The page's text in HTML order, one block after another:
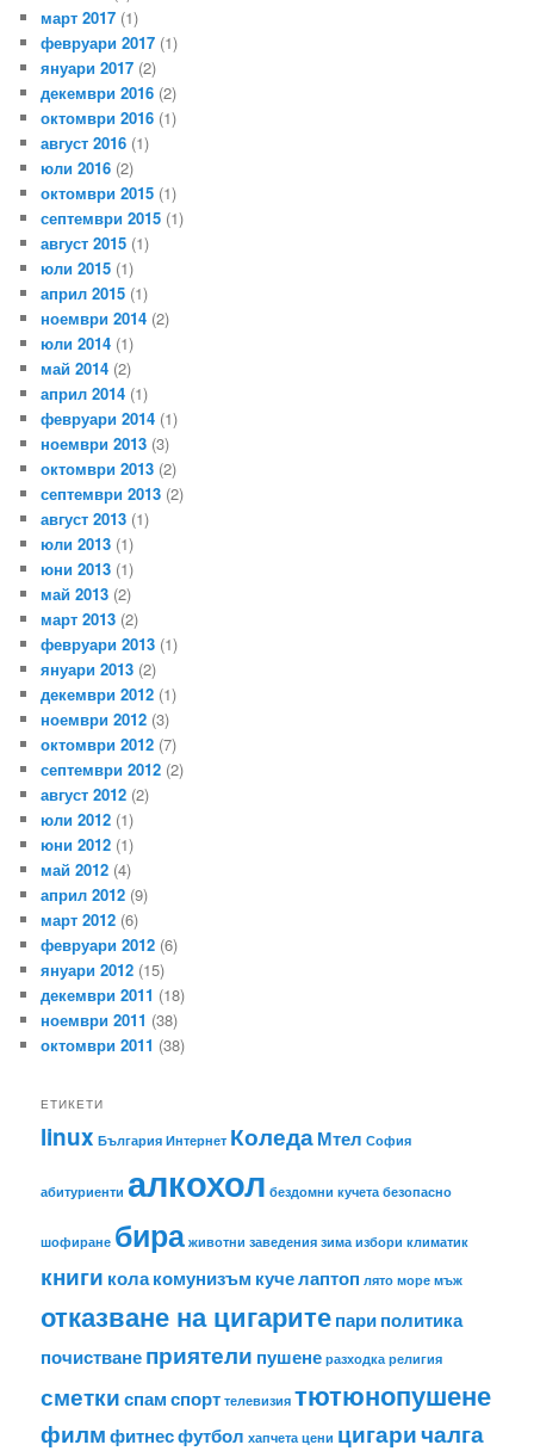
март 2017 (1)
февруари 2017 (1)
януари 2017 (2)
декември 2016 (2)
октомври 2016 (1)
август 2016 (1)
юли 2016 (2)
октомври 2015 (1)
септември 2015 (1)
август 2015 (1)
юли 2015 (1)
април 2015 (1)
ноември 2014 (2)
юли 2014 (1)
май 2014 (2)
април 2014 (1)
февруари 2014 (1)
ноември 2013 (3)
октомври 2013 (2)
септември 2013 (2)
август 2013 (1)
юли 2013 (1)
юни 2013 (1)
май 2013 (2)
март 2013 (2)
февруари 2013 (1)
януари 2013 (2)
декември 2012 (1)
ноември 2012 (3)
октомври 2012 (7)
септември 2012 (2)
август 2012 (2)
юли 2012 (1)
юни 2012 (1)
май 2012 (4)
април 2012 (9)
март 2012 (6)
февруари 2012 (6)
януари 2012 (15)
декември 2011 (18)
ноември 2011 (38)
октомври 2011 (38)
ЕТИКЕТИ
linux България Интернет КоледаМтел София
абитуриенти алкохол бездомни кучета безопасно
шофиране бира животни заведения зима избори климатик
книги колакомунизъм кучелаптоп лято море мъж
отказване на цигаритепариполитика
почистванеприятели пушене разходка религия
сметкиспамспорт телевизия тютюнопушене
филмфитнесфутбол хапчета цени цигаричалга